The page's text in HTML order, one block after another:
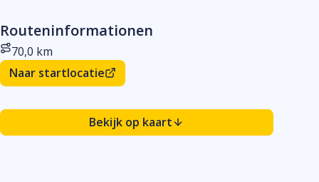
Routeninformationen
Entfernung
70,0 km
Naar startlocatie
Bekijk op kaart